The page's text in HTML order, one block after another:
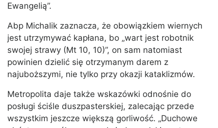
Ewangelią”.
Abp Michalik zaznacza, że obowiązkiem wiernych
jest utrzymywać kapłana, bo „wart jest robotnik
swojej strawy (Mt 10, 10)”, on sam natomiast
powinien dzielić się otrzymanym darem z
najuboższymi, nie tylko przy okazji kataklizmów.
Metropolita daje także wskazówki odnośnie do
posługi ściśle duszpasterskiej, zalecając przede
wszystkim jeszcze większą gorliwość. „Duchowe